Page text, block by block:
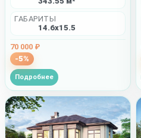
ГАБАРИТЫ
14.6x15.5
70 000 ₽
-5%
Подробнее